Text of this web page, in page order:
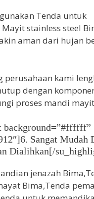
Tenda untuk
stainless steel
aman dari hujan
perusahaan kami
dengan
proses mandi
background=”#ffffff”
Sangat Mudah
Dialihkan[/